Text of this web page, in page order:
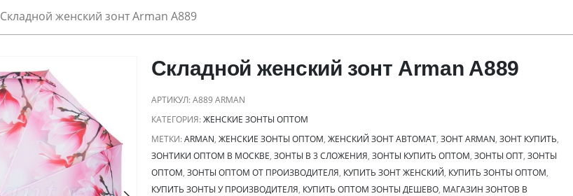
Складной женский зонт Arman A889
Складной женский зонт Arman A889
АРТИКУЛ:A889 ARMAN
КАТЕГОРИЯ:ЖЕНСКИЕ ЗОНТЫ ОПТОМ
МЕТКИ:ARMAN, ЖЕНСКИЕ ЗОНТЫ ОПТОМ, ЖЕНСКИЙ ЗОНТ АВТОМАТ, ЗОНТ ARMAN, ЗОНТ КУПИТЬ,
ЗОНТИКИ ОПТОМ В МОСКВЕ, ЗОНТЫ В 3 СЛОЖЕНИЯ, ЗОНТЫ КУПИТЬ ОПТОМ, ЗОНТЫ ОПТ, ЗОНТЫ
ОПТОМ, ЗОНТЫ ОПТОМ ОТ ПРОИЗВОДИТЕЛЯ, КУПИТЬ ЗОНТ ЖЕНСКИЙ, КУПИТЬ ЗОНТЫ ОПТОМ,
КУПИТЬ ЗОНТЫ У ПРОИЗВОДИТЕЛЯ, КУПИТЬ ОПТОМ ЗОНТЫ ДЕШЕВО, МАГАЗИН ЗОНТОВ В